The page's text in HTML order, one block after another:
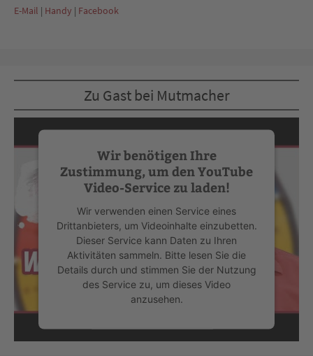
E-Mail | Handy | Facebook
Zu Gast bei Mutmacher
Wir benötigen Ihre
Zustimmung, um den YouTube
Video-Service zu laden!
Wir verwenden einen Service eines
Drittanbieters, um Videoinhalte einzubetten.
Dieser Service kann Daten zu Ihren
Aktivitäten sammeln. Bitte lesen Sie die
Details durch und stimmen Sie der Nutzung
des Service zu, um dieses Video
anzusehen.
Mehr Informationen